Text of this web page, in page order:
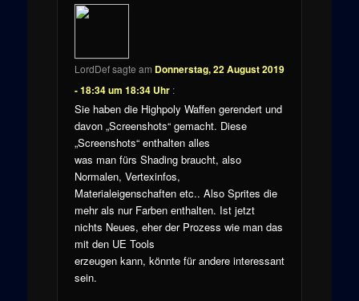
LordDefsagte am Donnerstag, 22 August 2019
- 18:34 um 18:34 Uhr :
Sie haben die Highpoly Waffen gerendert und
davon „Screenshots“ gemacht. Diese
„Screenshots“ enthalten alles
was man fürs Shading braucht, also
Normalen, Vertexinfos,
Materialeigenschaften etc.. Also Sprites die
mehr als nur Farben enthalten. Ist jetzt
nichts Neues, eher der Prozess wie man das
mit den UE Tools
erzeugen kann, könnte für andere interessant
sein.